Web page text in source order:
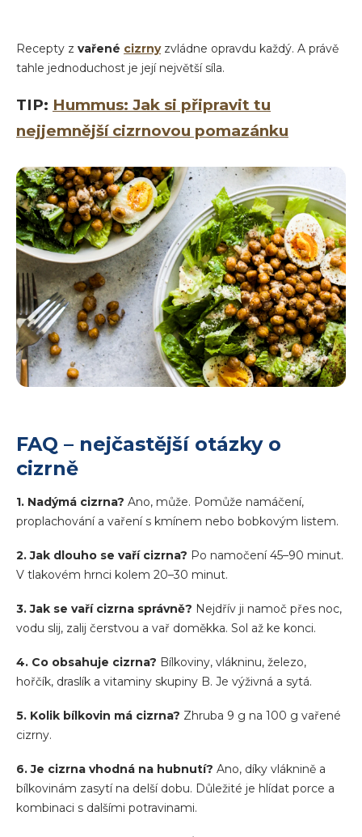
Recepty z vařené cizrnyzvládne opravdu každý. A právě
tahle jednoduchost je její největší síla.
TIP: Hummus: Jak si připravit tu
nejjemnější cizrnovou pomazánku
FAQ – nejčastější otázky o
cizrně
1. Nadýmá cizrna? Ano, může. Pomůže namáčení,
proplachování a vaření s kmínem nebo bobkovým listem.
2. Jak dlouho se vaří cizrna? Po namočení 45–90 minut.
V tlakovém hrnci kolem 20–30 minut.
3. Jak se vaří cizrna správně? Nejdřív ji namoč přes noc,
vodu slij, zalij čerstvou a vař doměkka. Sol až ke konci.
4. Co obsahuje cizrna? Bílkoviny, vlákninu, železo,
hořčík, draslík a vitaminy skupiny B. Je výživná a sytá.
5. Kolik bílkovin má cizrna? Zhruba 9 g na 100 g vařené
cizrny.
6. Je cizrna vhodná na hubnutí? Ano, díky vláknině a
bílkovinám zasytí na delší dobu. Důležité je hlídat porce a
kombinaci s dalšími potravinami.